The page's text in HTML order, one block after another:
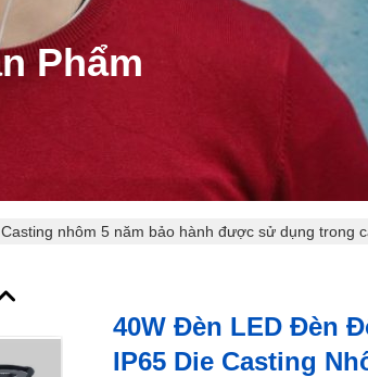
Phẩm
nhôm 5 năm bảo hành được sử dụng trong
40W Đèn LED Đèn
IP65 Die Casting